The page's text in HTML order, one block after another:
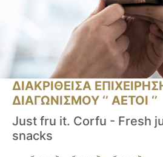
ΔΙΑΚΡΙΘΕΙΣΑ
ΔΙΑΓΩΝΙΣΜΟΥ ‘’ ΑΕΤΟΙ ‘’
Just fru it. Corfu - Fresh
snacks